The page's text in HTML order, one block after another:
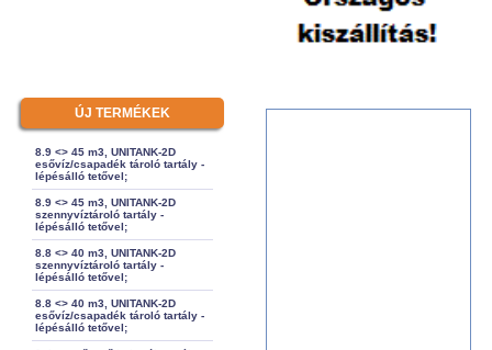
ÚJ TERMÉKEK
8.9 <> 45 m3, UNITANK-2D
esővíz/csapadék tároló tartály -
lépésálló tetővel;
8.9 <> 45 m3, UNITANK-2D
szennyvíztároló tartály -
lépésálló tetővel;
8.8 <> 40 m3, UNITANK-2D
szennyvíztároló tartály -
lépésálló tetővel;
8.8 <> 40 m3, UNITANK-2D
esővíz/csapadék tároló tartály -
lépésálló tetővel;